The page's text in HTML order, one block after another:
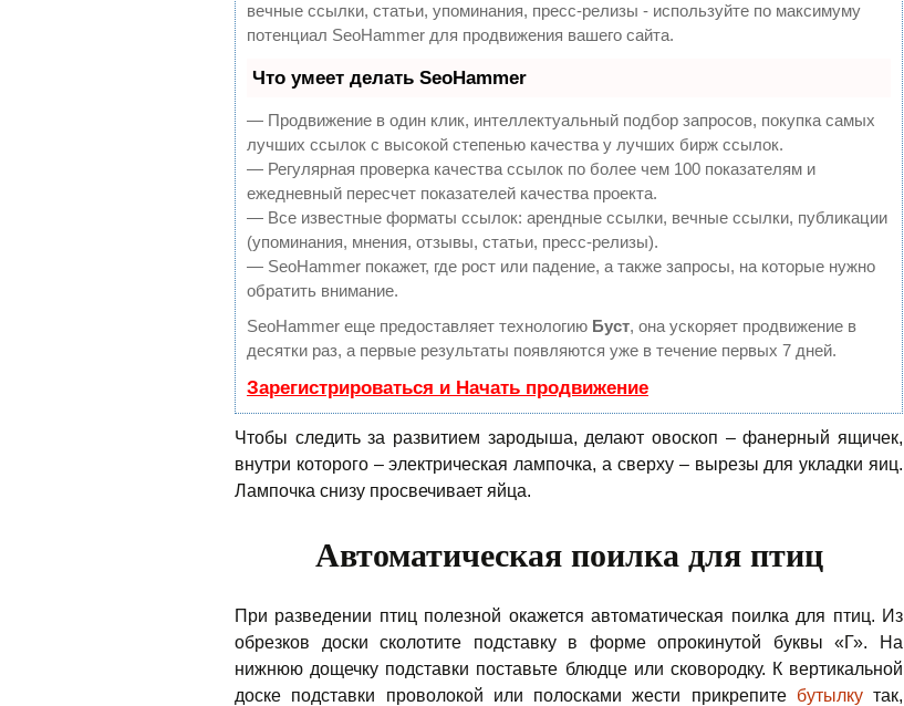
вечные ссылки, статьи, упоминания, пресс-релизы - используйте по максимуму
потенциал SeoHammer для продвижения вашего сайта.
Что умеет делать SeoHammer
— Продвижение в один клик, интеллектуальный подбор запросов, покупка самых
лучших ссылок с высокой степенью качества у лучших бирж ссылок.
— Регулярная проверка качества ссылок по более чем 100 показателям и
ежедневный пересчет показателей качества проекта.
— Все известные форматы ссылок: арендные ссылки, вечные ссылки, публикации
(упоминания, мнения, отзывы, статьи, пресс-релизы).
— SeoHammer покажет, где рост или падение, а также запросы, на которые нужно
обратить внимание.
SeoHammer еще предоставляет технологию Буст, она ускоряет продвижение в
десятки раз, а первые результаты появляются уже в течение первых 7 дней.
Зарегистрироваться и Начать продвижение
Чтобы следить за развитием зародыша, делают овоскоп – фанерный ящичек,
внутри которого – электрическая лампочка, а сверху – вырезы для укладки яиц.
Лампочка снизу просвечивает яйца.
Автоматическая поилка для птиц
При разведении птиц полезной окажется автоматическая поилка для птиц. Из
обрезков доски сколотите подставку в форме опрокинутой буквы «Г». На
нижнюю дощечку подставки поставьте блюдце или сковородку. К вертикальной
доске подставки проволокой или полосками жести прикрепите бутылкутак,